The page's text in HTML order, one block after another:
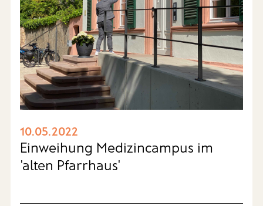
10.05.2022
Einweihung Medizincampus im
'alten Pfarrhaus'